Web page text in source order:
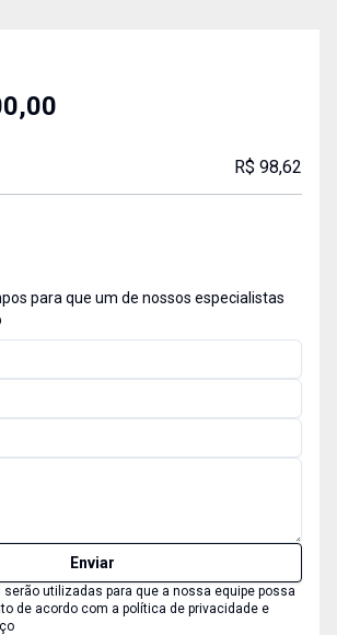
R$ 98,62
para que um de nossos especialistas
Enviar
utilizadas para que a nossa equipe possa
de acordo com a política de privacidade e